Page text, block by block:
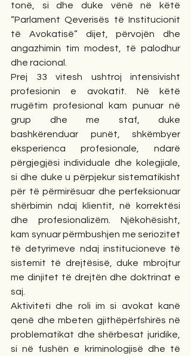
tonë, si dhe duke vënë në këtë
“Parlament Qeverisës të Institucionit
të Avokatisë” dijet, përvojën dhe
angazhimin tim modest, të palodhur
dhe racional.
Prej 33 vitesh ushtroj intensivisht
profesionin e avokatit. Në këtë
rrugëtim profesional kam punuar në
grup dhe me staf, duke
bashkërenduar punët, shkëmbyer
eksperienca profesionale, ndarë
përgjegjësi individuale dhe kolegjiale,
si dhe duke u përpjekur sistematikisht
për të përmirësuar dhe perfeksionuar
shërbimin ndaj klientit, në korrektësi
dhe profesionalizëm. Njëkohësisht,
kam synuar përmbushjen me seriozitet
të detyrimeve ndaj institucioneve të
sistemit të drejtësisë, duke mbrojtur
me dinjitet të drejtën dhe doktrinat e
saj.
Aktiviteti dhe roli im si avokat kanë
qenë dhe mbeten gjithëpërfshirës në
problematikat dhe shërbesat juridike,
si në fushën e kriminologjisë dhe të